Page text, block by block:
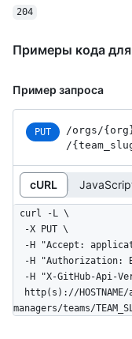
204
Примеры кода
Пример запроса
PUT /orgs /
/{team_
cURL
curl -L \
managers/teams/